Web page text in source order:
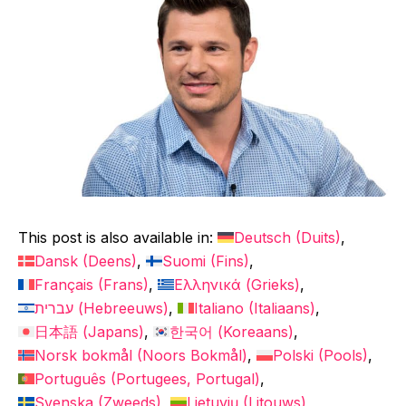
This post is also available in: Deutsch (Duits)
Dansk (Deens) Suomi (Fins)
Français (Frans) Ελληνικά (Grieks)
עברית (Hebreeuws) Italiano (Italiaans)
日本語 (Japans) 한국어 (Koreaans)
Norsk bokmål (Noors Bokmål) Polski (Pools)
Português (Portugees, Portugal)
Svenska (Zweeds) Lietuvių (Litouws)